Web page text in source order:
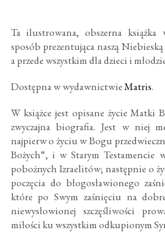
Ta ilustrowana, obszerna
sposób prezentująca naszą
a przede wszystkim dla dzieci i
Dostępna w wydawnictwieMatris.
W książce jest opisane życie Matki
zwyczajna biografia. Jest w niej
najpierw o życiu w Bogu
Bożych“, i w Starym Testamencie
pobożnych Izraelitów; następnie o
poczęcia do błogosławionego
które po Swym zaśnięciu na
niewysłowionej szczęśliwości
miłości ku wszystkim odkupionym